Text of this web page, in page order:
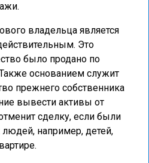
владельца является
Это
было продано по
основанием служит
прежнего собственника
вывести активы от
сделку, если были
например, детей,